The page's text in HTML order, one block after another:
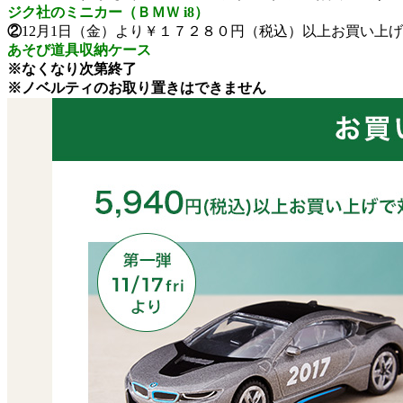
ジク社のミニカー（ＢＭＷ i8）
②12月1日（金）より￥１７２８０円（税込）以上お買い上
あそび道具収納ケース
※なくなり次第終了
※ノベルティのお取り置きはできません